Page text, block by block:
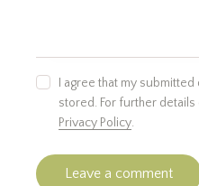
I agree that my
stored. For further
Privacy Policy.